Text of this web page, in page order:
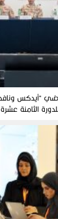
الثامنة عشرة